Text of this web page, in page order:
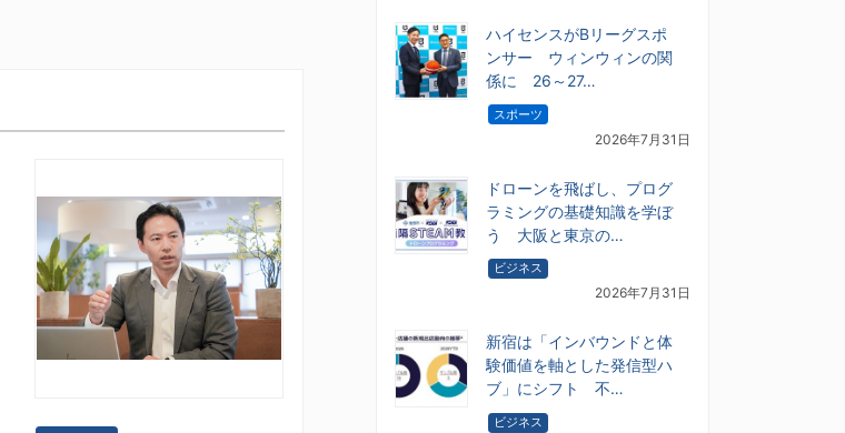
ハイセンスがBリーグスポ
ンサー ウィンウィンの関
係に 26～27…
スポーツ
2026年7月31日
ドローンを飛ばし、プログ
ラミングの基礎知識を学ぼ
う 大阪と東京の…
ビジネス
2026年7月31日
新宿は「インバウンドと体
験価値を軸とした発信型ハ
ブ」にシフト 不…
ビジネス